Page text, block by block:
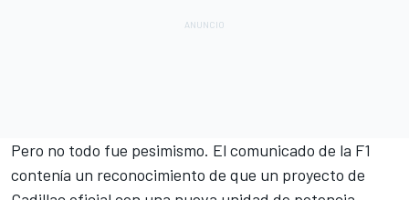
Pero no todo fue pesimismo. El comunicado de la F1
contenía un reconocimiento de que un proyecto de